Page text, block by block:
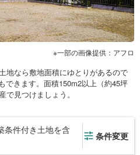
一部の画像提供：アフロ
地なら敷地面積にゆとりがあるので
できます。面積150m2以上（約45坪
で見つけましょう。
条件付き土地を含
条件変更